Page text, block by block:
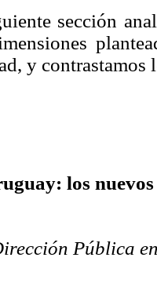
sección
y contrastamos
los
Pública